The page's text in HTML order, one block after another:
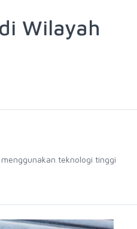
Wilayah
teknologi tinggi